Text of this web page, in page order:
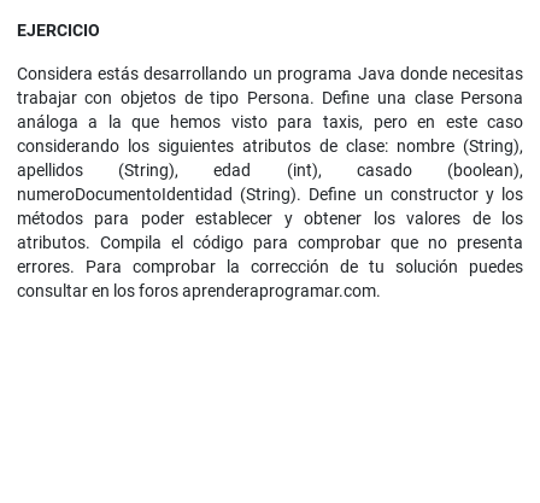
EJERCICIO
Considera estás desarrollando un programa Java donde necesitas
trabajar con objetos de tipo Persona. Define una clase Persona
análoga a la que hemos visto para taxis, pero en este caso
considerando los siguientes atributos de clase: nombre (String),
apellidos (String), edad (int), casado (boolean),
numeroDocumentoIdentidad (String). Define un constructor y los
métodos para poder establecer y obtener los valores de los
atributos. Compila el código para comprobar que no presenta
errores. Para comprobar la corrección de tu solución puedes
consultar en los foros aprenderaprogramar.com.